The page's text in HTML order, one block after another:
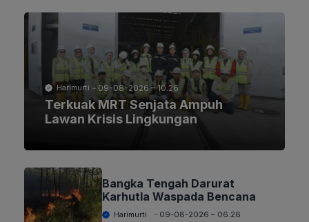
Harimurti 09-08-2026 – 10.26
Terkuak MRT Senjata Ampuh
Lawan Krisis Lingkungan
Bangka Tengah Darurat
Karhutla Waspada Bencana
Harimurti 09-08-2026 – 06.26